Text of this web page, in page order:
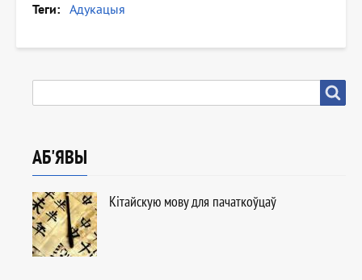
Теги Адукацыя
АБ'ЯВЫ
Кітайскую мову для пачаткоўцаў